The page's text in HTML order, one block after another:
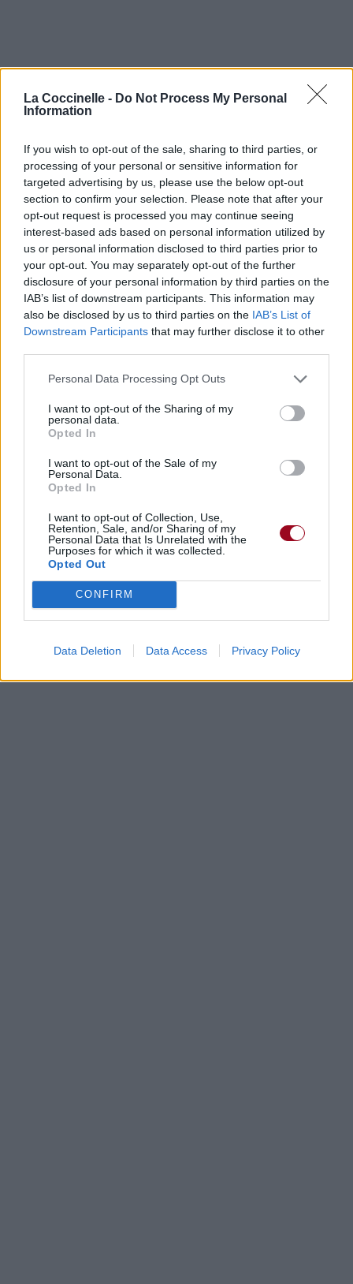
La Coccinelle - Do Not Process My Personal
Information
If you wish to opt-out of the sale, sharing to third parties, or
processing of your personal or sensitive information for
targeted advertising by us, please use the below opt-out
section to confirm your selection. Please note that after your
opt-out request is processed you may continue seeing
interest-based ads based on personal information utilized by
us or personal information disclosed to third parties prior to
your opt-out. You may separately opt-out of the further
disclosure of your personal information by third parties on the
IAB’s list of downstream participants. This information may
also be disclosed by us to third parties on the IAB’s List of
Downstream Participants that may further disclose it to other
Personal Data Processing Opt Outs
I want to opt-out of the Sharing of my
personal data.
Opted In
I want to opt-out of the Sale of my
Personal Data.
Opted In
I want to opt-out of Collection, Use,
Retention, Sale, and/or Sharing of my
Personal Data that Is Unrelated with the
Purposes for which it was collected.
Opted Out
CONFIRM
Data Deletion Data Access Privacy Policy